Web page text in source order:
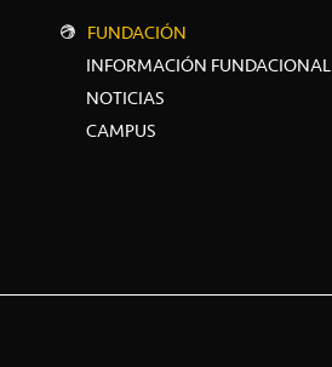
FUNDACIÓN
INFORMACIÓN FUNDACIONAL
NOTICIAS
CAMPUS